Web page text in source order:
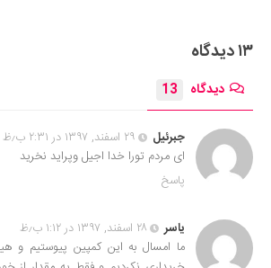
۱۳ دیدگاه
دیدگاه 13
جبرئیل
۲۹ اسفند, ۱۳۹۷ در ۲:۳۱ ب٫ظ
ای مردم تورا خدا اجیل وپراید نخرید
پاسخ
یاسر
۲۸ اسفند, ۱۳۹۷ در ۱:۱۲ ب٫ظ
ما امسال به این کمپین پیوستیم و